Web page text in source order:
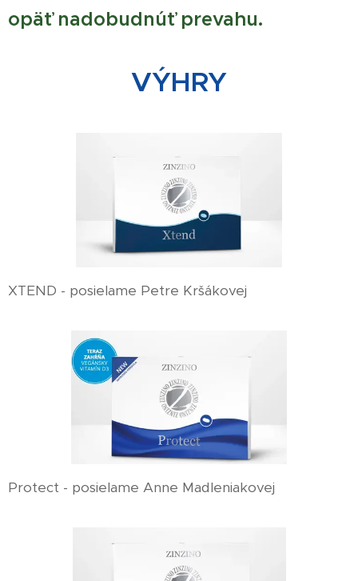
opäť nadobudnúť prevahu.
VÝHRY
XTEND - posielame Petre Kršákovej
Protect - posielame Anne Madleniakovej